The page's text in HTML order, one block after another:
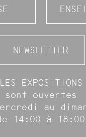
NEWSLETTER
LES EXPOSITIONS
sont ouvertes
au
14:00 à 18:00